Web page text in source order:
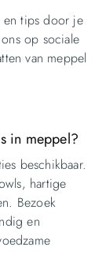
en tips door je
op sociale
van meppel
in meppel?
beschikbaar.
hartige
Bezoek
en